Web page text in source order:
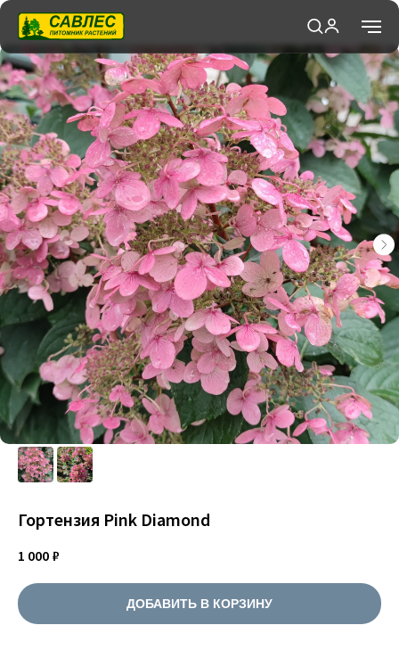
Гортензия Pink Diamond
1 000 ₽
ДОБАВИТЬ В КОРЗИНУ